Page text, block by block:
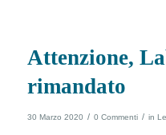
Attenzione,
rimandato
30 Marzo 2020 / 0 Commenti / in